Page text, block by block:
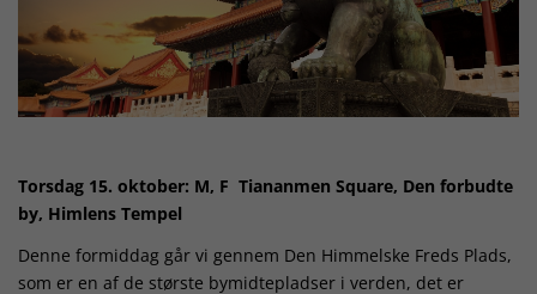
Torsdag 15. oktober: M, F Tiananmen Square, Den forbudte
by, Himlens Tempel
Denne formiddag går vi gennem Den Himmelske Freds Plads,
som er en af ​​de største bymidtepladser i verden, det er